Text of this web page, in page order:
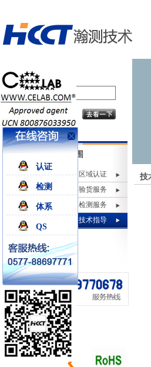
业务范围
区域认证
验货服务
检测服务
技术指导
技
认证
检测
体系
QS